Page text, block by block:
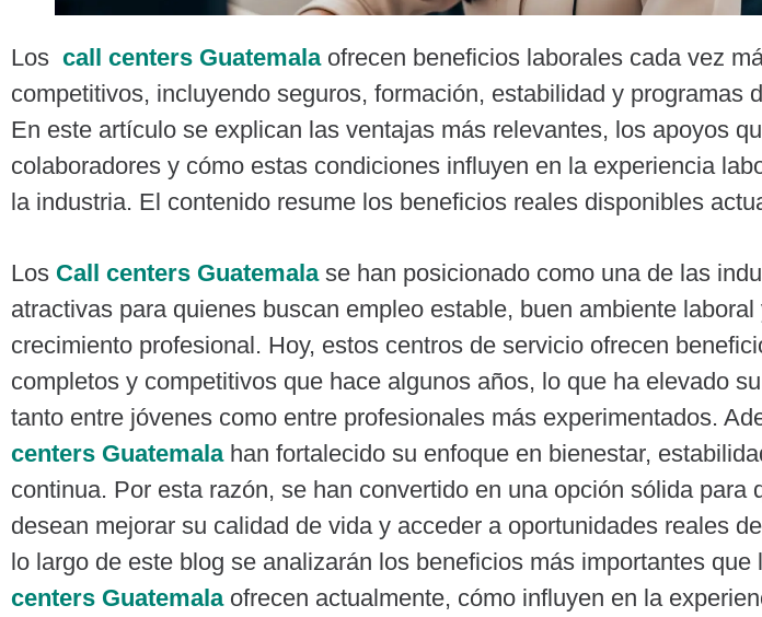
Los call centers Guatemalaofrecen beneficios laborales cada vez
competitivos, incluyendo seguros, formación, estabilidad y programas
En este artículo se explican las ventajas más relevantes, los apoyos
colaboradores y cómo estas condiciones influyen en la experiencia
la industria. El contenido resume los beneficios reales disponibles
Los Call centers Guatemalase han posicionado como una de las
atractivas para quienes buscan empleo estable, buen ambiente
crecimiento profesional. Hoy, estos centros de servicio ofrecen
completos y competitivos que hace algunos años, lo que ha elevado
tanto entre jóvenes como entre profesionales más experimentados.
centers Guatemalahan fortalecido su enfoque en bienestar,
continua. Por esta razón, se han convertido en una opción sólida para
desean mejorar su calidad de vida y acceder a oportunidades reales
lo largo de este blog se analizarán los beneficios más importantes que
centers Guatemalaofrecen actualmente, cómo influyen en la